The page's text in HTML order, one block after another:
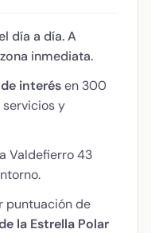
día a día. A
inmediata.
interésen 300
y
Valdefierro 43
puntuación de
la Estrella Polar